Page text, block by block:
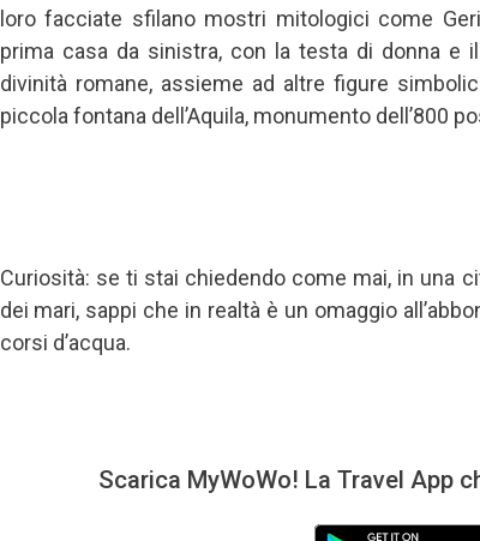
loro facciate sfilano mostri mitologici come
prima casa da sinistra, con la testa di donna e
divinità romane, assieme ad altre figure
piccola fontana dell’Aquila, monumento dell’800
Curiosità: se ti stai chiedendo come mai, in una
dei mari, sappi che in realtà è un omaggio
corsi d’acqua.
Scarica MyWoWo! La Travel App